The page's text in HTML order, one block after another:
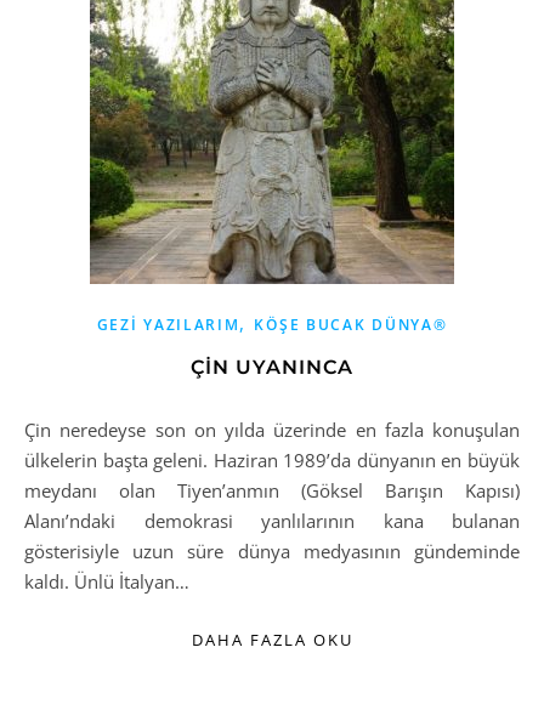
GEZI YAZILARIM, KÖŞE BUCAK DÜNYA®
ÇİN UYANINCA
Çin neredeyse son on yılda üzerinde en fazla konuşulan
ülkelerin başta geleni. Haziran 1989’da dünyanın en büyük
meydanı olan Tiyen’anmın (Göksel Barışın Kapısı)
Alanı’ndaki demokrasi yanlılarının kana bulanan
gösterisiyle uzun süre dünya medyasının gündeminde
kaldı. Ünlü İtalyan…
DAHA FAZLA OKU